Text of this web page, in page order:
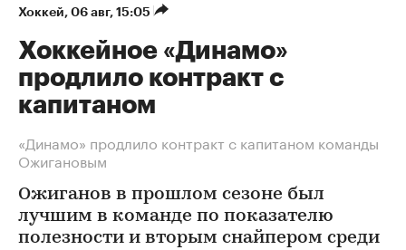
Хоккей⁠, 06 авг, 15:05
Хоккейное «Динамо»
продлило контракт с
капитаном
«Динамо» продлило контракт с капитаном команды
Ожигановым
Ожиганов в прошлом сезоне был
лучшим в команде по показателю
полезности и вторым снайпером среди